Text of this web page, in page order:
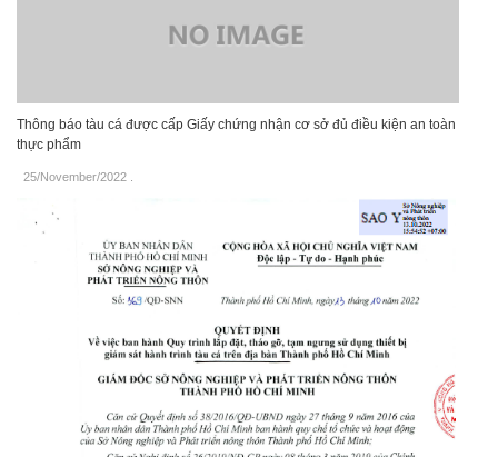
Thông báo tàu cá được cấp Giấy chứng nhận cơ sở đủ điều kiện an toàn
thực phẩm
25/November/2022